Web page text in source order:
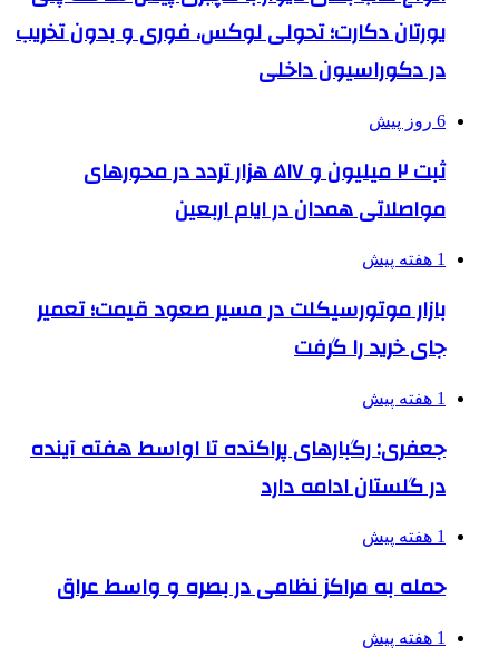
یورتان دکارت؛ تحولی لوکس، فوری و بدون تخریب
در دکوراسیون داخلی
6 روز پیش
ثبت ۲ میلیون و ۵۱۷ هزار تردد در محورهای
مواصلاتی همدان در ایام اربعین
1 هفته پیش
بازار موتورسیکلت در مسیر صعود قیمت؛ تعمیر
جای خرید را گرفت
1 هفته پیش
جعفری: رگبارهای پراکنده تا اواسط هفته آینده
در گلستان ادامه دارد
1 هفته پیش
حمله به مراکز نظامی در بصره و واسط عراق
1 هفته پیش